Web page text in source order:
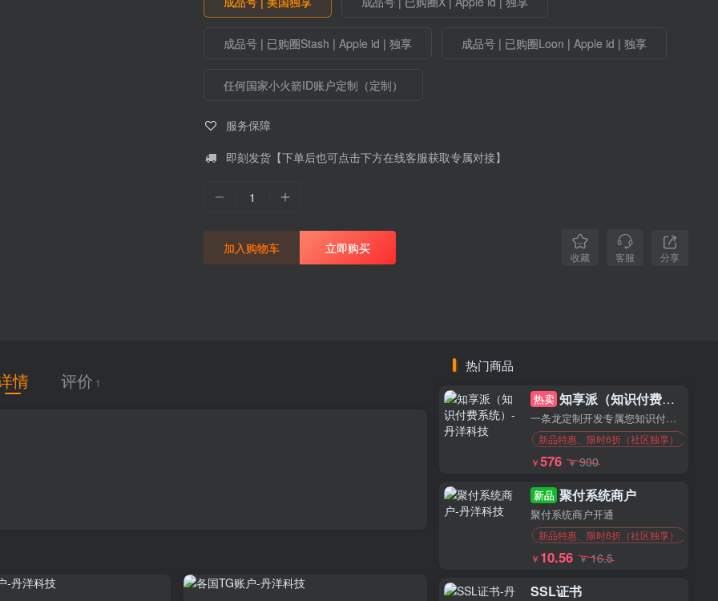
成品号 | 已购圈Stash | Apple id | 独享 成品号 | 已购圈Loon | Apple id | 独享
任何国家小火箭ID账户定制（定制）
服务保障
即刻发货【下单后也可点击下方在线客服获取专属对接】
1
加入购物车 立即购买
收藏 客服 分享
情 评价 1
热门商品
热卖 知享派（知识付费系统）
一条龙定制开发专属您知识付费系统
新品特惠、限时6折（社区独享）
￥576 ￥900
新品 聚付系统商户
聚付系统商户开通
新品特惠、限时6折（社区独享）
￥ 10.56 ￥16.5
SSL证书